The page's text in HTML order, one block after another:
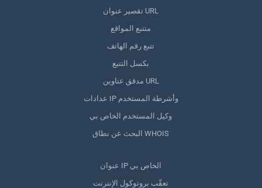
تقصير عنوان URL
متتبع المواقع
تتبع رقم الهاتف
بكسل التتبع
مدقق عناوين URL
عدادات IP وأشرطة المستخدم
وكيل المستخدم الخاص بي
البحث عن نطاق WHOIS
عنوان IP الخاص بي
تعقّب بروتوكول الإنترنت